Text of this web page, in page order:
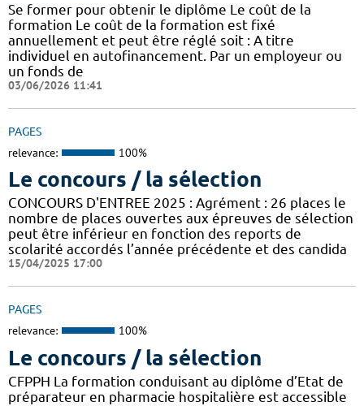
Se former pour obtenir le diplôme Le coût de la
formation Le coût de la formation est fixé
annuellement et peut être réglé soit : A titre
individuel en autofinancement. Par un employeur ou
un fonds de
03/06/2026 11:41
PAGES
relevance: 100%
Le concours / la sélection
CONCOURS D'ENTREE 2025 : Agrément : 26 places le
nombre de places ouvertes aux épreuves de sélection
peut être inférieur en fonction des reports de
scolarité accordés l’année précédente et des candida
15/04/2025 17:00
PAGES
relevance: 100%
Le concours / la sélection
CFPPH La formation conduisant au diplôme d’Etat de
préparateur en pharmacie hospitalière est accessible